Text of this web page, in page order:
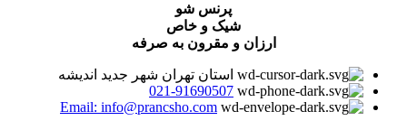
پرنس شو
شیک و خاص
ارزان و مقرون به صرفه
استان تهران شهر جدید اندیشه
021-91690507
Email: info@prancsho.com